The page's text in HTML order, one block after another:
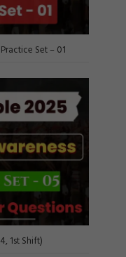
Set – 01
1st Shift)